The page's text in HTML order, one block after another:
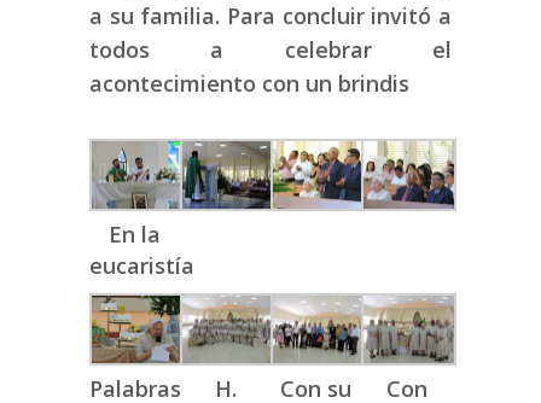
a su familia. Para concluir invitó a
todos a celebrar el
acontecimiento con un brindis
En la
eucaristía
Palabras
H.
Con su
Con